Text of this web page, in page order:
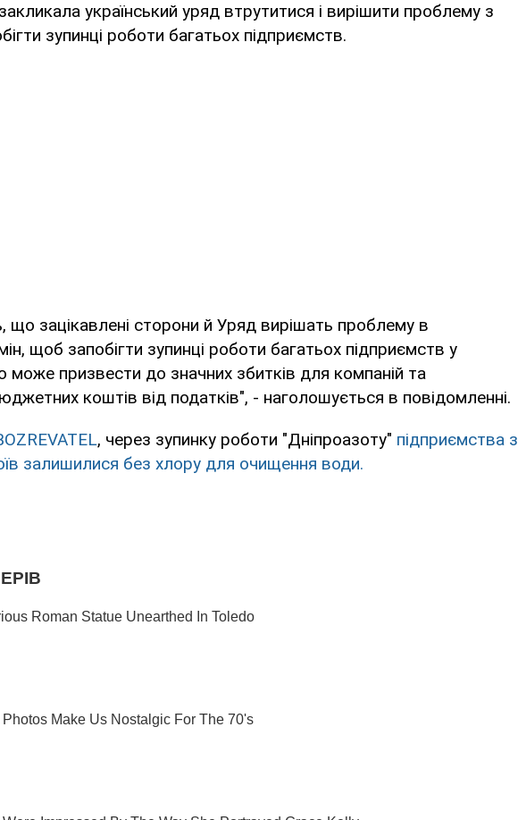
український уряд втрутитися і вирішити проблему з
зупинці роботи багатьох підприємств.
що зацікавлені сторони й Уряд вирішать проблему в
щоб запобігти зупинці роботи багатьох підприємств у
може призвести до значних збитків для компаній та
коштів від податків", - наголошується в повідомленні.
, через зупинку роботи "Дніпроазоту" підприємства з
залишилися без хлору для очищення води.